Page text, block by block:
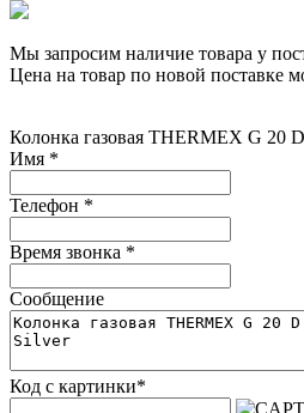
Мы запросим наличие товара у
Цена на товар по новой поставке
Колонка газовая THERMEX G 20
Имя *
Телефон *
Время звонка *
Сообщение
Код с картинки*